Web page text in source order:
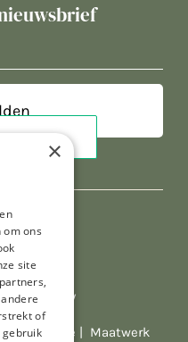
incl. BTW
| Maatwerk
×
ons
site
of
gebruik